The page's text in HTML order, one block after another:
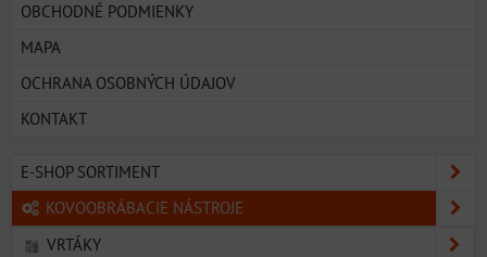
OBCHODNÉ PODMIENKY
MAPA
OCHRANA OSOBNÝCH ÚDAJOV
KONTAKT
E-SHOP SORTIMENT
KOVOOBRÁBACIE NÁSTROJE
VRTÁKY